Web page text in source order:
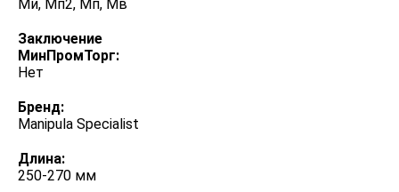
Ми, Мп2, Мп, Мв
Заключение
МинПромТорг:
Нет
Бренд:
Manipula Specialist
Длина:
250-270 мм